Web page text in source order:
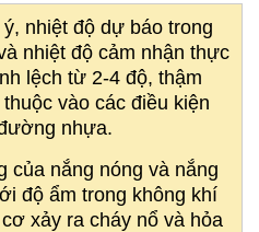
nhiệt độ dự báo trong
nhiệt độ cảm nhận thực
lệch từ 2-4 độ, thậm
vào các điều kiện
nhựa.
của nắng nóng và nắng
độ ẩm trong không khí
xảy ra cháy nổ và hỏa